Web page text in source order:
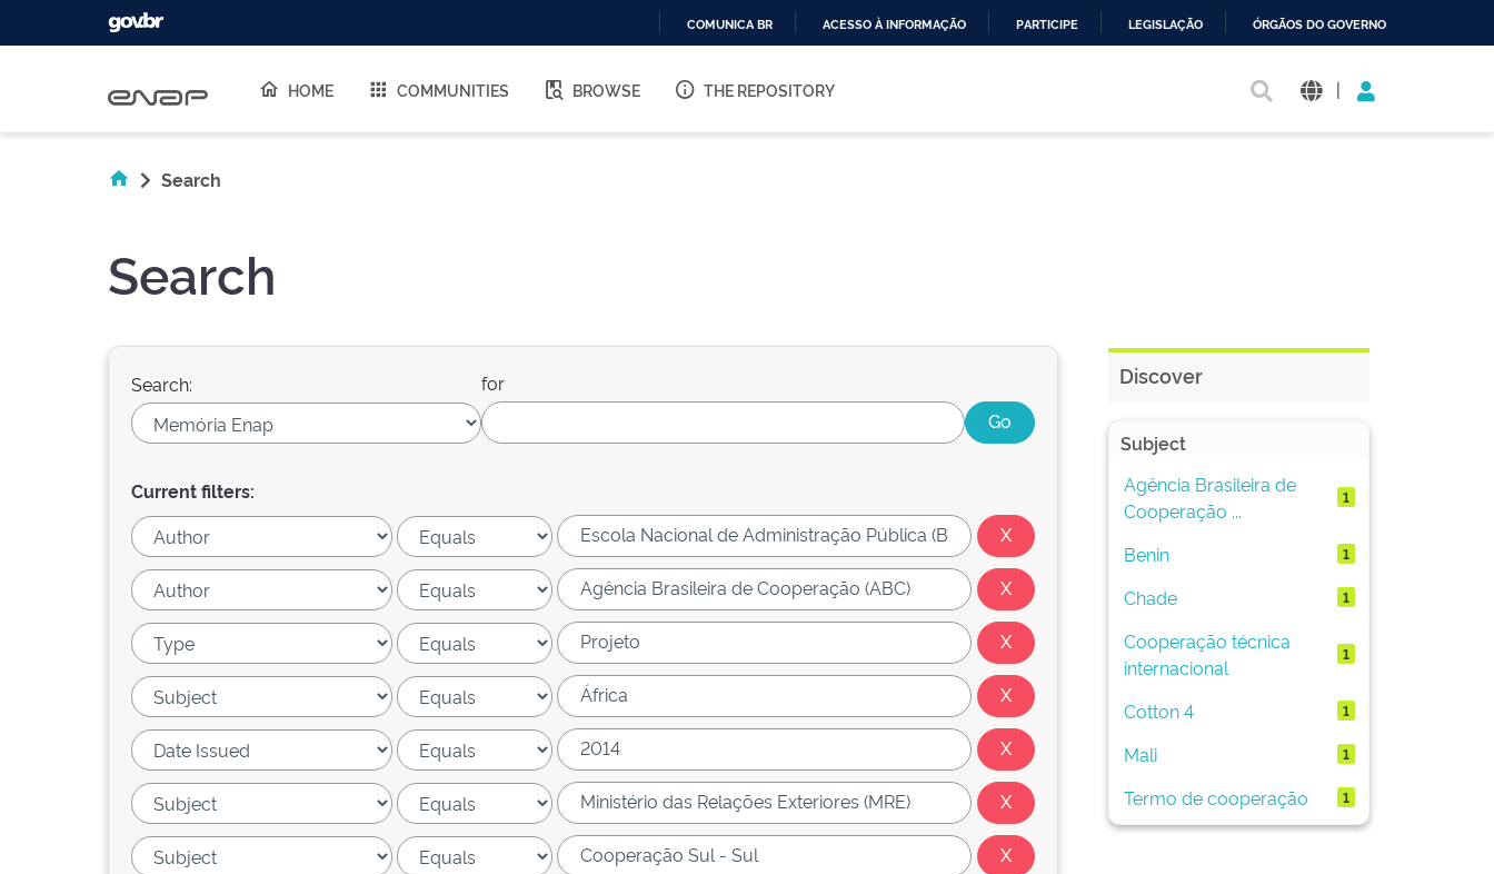
O
COMUNICA BR ACESSO À INFORMAÇÃO PARTICIPE LEGISLAÇÃO ÓRGÃOS DO GOVERNO
HOME COMMUNITIES BROWSE THE REPOSITORY |
Search
Search
Search: for
Current filters:
Discover
Subject
Agência Brasileira de
Cooperação ...
1
Benin 1
Chade 1
Cooperação técnica
internacional
1
Cotton 4 1
Mali 1
Termo de cooperação 1